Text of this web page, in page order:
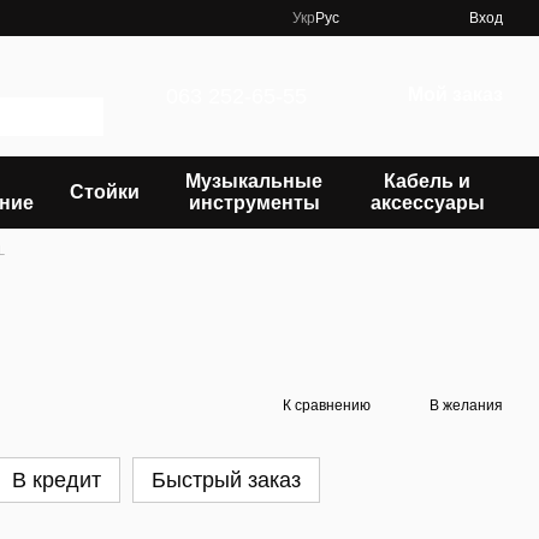
Укр Рус Вход
Стойки
Музыкальные
инструменты
Кабель и
аксессуары
К сравнению В желания
В кредит Быстрый заказ